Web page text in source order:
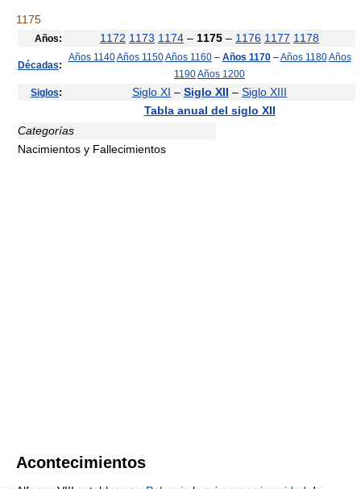
1175
Años: 1172 1173 1174 – 1175 – 1176 1177 1178
Décadas:
Años 1140Años 1150Años 1160– Años 1170–Años 1180Años
1190Años 1200
Siglos: Siglo XI – Siglo XII – Siglo XIII
Tabla anual del siglo XII
Categorías
Nacimientos y Fallecimientos
Acontecimientos